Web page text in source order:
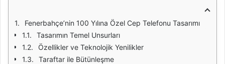
Fenerbahçe’nin 100 Yılına Özel Cep Telefonu Tasarımı
Tasarımın Temel Unsurları
Özellikler ve Teknolojik Yenilikler
Taraftar ile Bütünleşme